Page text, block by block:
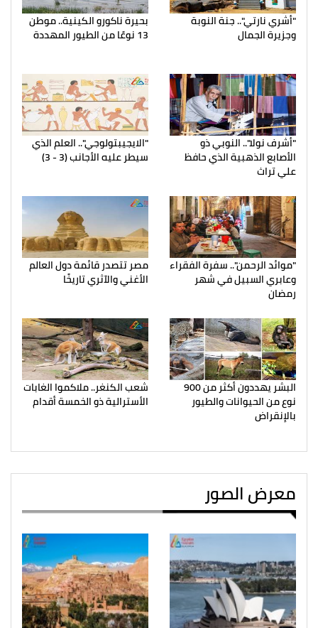
"أشري نارتي".. جنة النوبة
وجزيرة الجمال
بحيرة ناكورو الكينية.. موطن
13 نوعًا من الطيور المهددة
"أشرف نولا".. النوبي ذو
الأصابع الذهبية الذي حافظ
علي تراث
"الايجيبتولوجي".. العلم الذي
سيطر عليه الأجانب (3 - 3)
"موائد الرحمن".. سفرة الفقراء
وعابري السبيل في شهر
رمضان
مصر تتصدر قائمة دول العالم
الأغني والآثري تاريخًا
البشر يهددون أكثر من 900
نوع من الحيوانات والطيور
بالإنقراض
شعب الكنغر.. ملاكموا الغابات
الأسترالية ذو الخمسة أقدام
معرض الصور